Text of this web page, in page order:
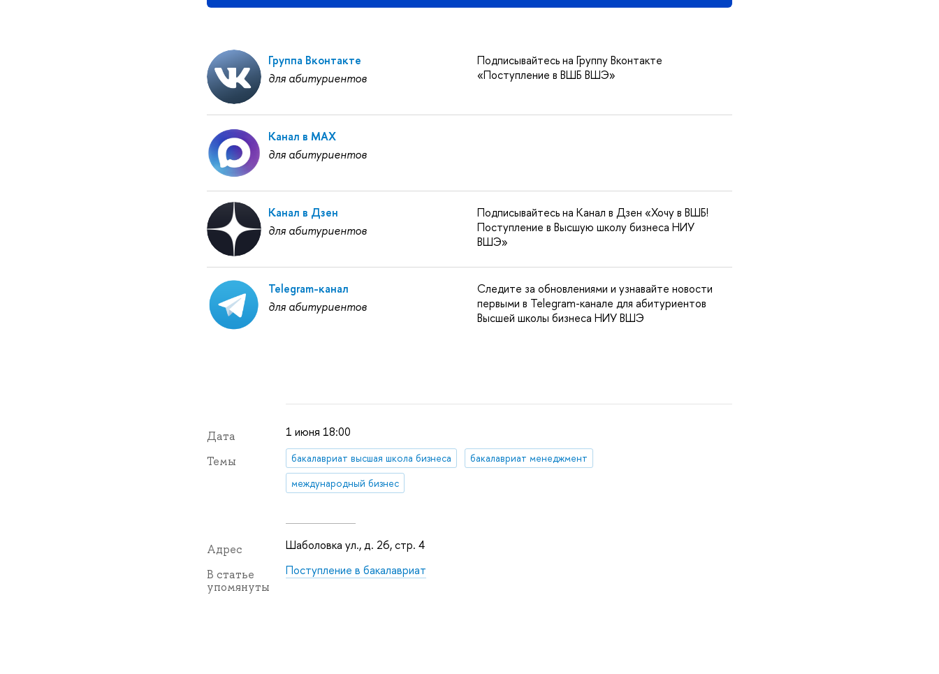
Группа Вконтакте
для абитуриентов
Подписывайтесь на Группу Вконтакте
«Поступление в ВШБ ВШЭ»
Канал в MAX
для абитуриентов
Канал в Дзен
для абитуриентов
Подписывайтесь на Канал в Дзен «Хочу в ВШБ!
Поступление в Высшую школу бизнеса НИУ
ВШЭ»
Telegram-канал
для абитуриентов
Следите за обновлениями и узнавайте новости
первыми в Telegram-канале для абитуриентов
Высшей школы бизнеса НИУ ВШЭ
Дата 1 июня 18:00
Темы бакалавриат высшая школа бизнеса
бакалавриат менеджмент
международный бизнес
Адрес Шаболовка ул., д. 26, стр. 4
В статье
упомянуты
Поступление в бакалавриат